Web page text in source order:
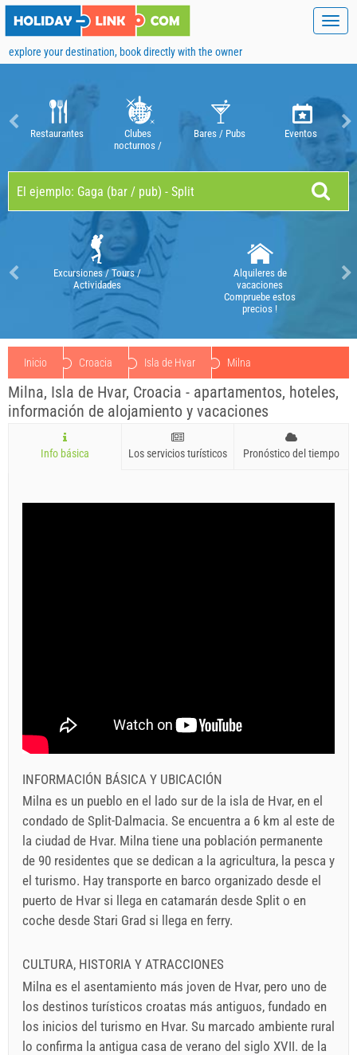
explore your destination, book directly with the owner
Restaurantes
Clubes
nocturnos /
Bares / Pubs Eventos
Excursiones / Tours /
Actividades
Alquileres de
vacaciones
Compruebe estos
precios !
Inicio Croacia Isla de Hvar Milna
Milna, Isla de Hvar, Croacia - apartamentos, hoteles,
información de alojamiento y vacaciones
Info básica Los servicios turísticos Pronóstico del tiempo
INFORMACIÓN BÁSICA Y UBICACIÓN
Milna es un pueblo en el lado sur de la isla de Hvar, en el
condado de Split-Dalmacia. Se encuentra a 6 km al este de
la ciudad de Hvar. Milna tiene una población permanente
de 90 residentes que se dedican a la agricultura, la pesca y
el turismo. Hay transporte en barco organizado desde el
puerto de Hvar si llega en catamarán desde Split o en
coche desde Stari Grad si llega en ferry.
CULTURA, HISTORIA Y ATRACCIONES
Milna es el asentamiento más joven de Hvar, pero uno de
los destinos turísticos croatas más antiguos, fundado en
los inicios del turismo en Hvar. Su marcado ambiente rural
lo confirma la antigua casa de verano del siglo XVII. de la